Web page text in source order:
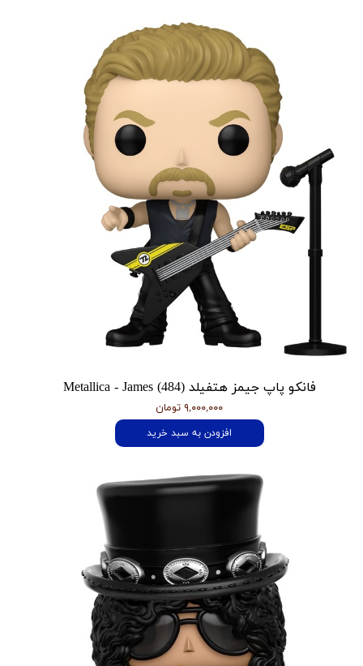
فانکو پاپ جیمز هتفیلد Metallica - James (484)
۹,۰۰۰,۰۰۰ تومان
افزودن به سبد خرید